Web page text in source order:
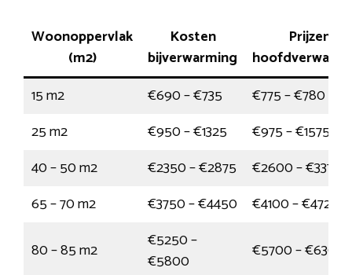
Woonoppervlak
(m2)
Kosten
bijverwarming
Prijzen
15 m2
€690 – €735
€775 – €780
25 m2
€950 – €1325
€975 – €1575
40 – 50 m2
€2350 – €2875
€2600 – €3375
65 – 70 m2
€3750 – €4450
€4100 – €4725
80 – 85 m2
€5250 –
€5800
€5700 – €6300